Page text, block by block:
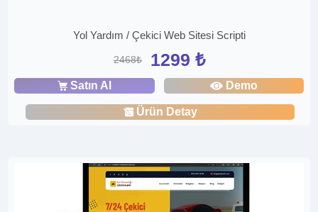
Yol Yardım / Çekici Web Sitesi Scripti
2468₺ 1299 ₺
Satın Al Demo
Ürün Detay